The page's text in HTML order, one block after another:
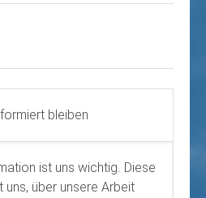
bleiben
ist uns wichtig. Diese
uns, über unsere Arbeit